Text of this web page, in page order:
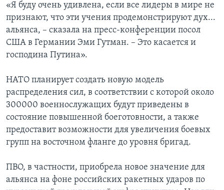
«Я буду очень удивлена, если все лидеры в мире не
признают, что эти учения продемонстрируют дух...
альянса, – сказала на пресс-конференции посол
США в Германии Эми Гутман. – Это касается и
господина Путина».
НАТО планирует создать новую модель
распределения сил, в соответствии с которой около
300000 военнослужащих будут приведены в
состояние повышенной боеготовности, а также
предоставит возможности для увеличения боевых
групп на восточном фланге до уровня бригад.
ПВО, в частности, приобрела новое значение для
альянса на фоне российских ракетных ударов по